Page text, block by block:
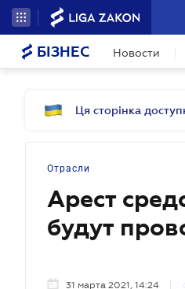
БІЗНЕС Новости
Ця сторінка
Отрасли
Арест
будут
31 марта 2021, 14:24